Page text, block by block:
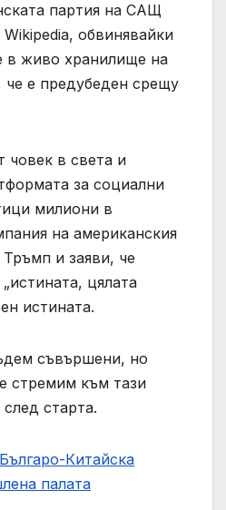
партия на САЩ
обвинявайки
в живо хранилище на
че е предубеден срещу
човек в света и
за социални
милиони в
на американския
и заяви, че
цялата
истината.
съвършени, но
стремим към тази
старта.
Китайска
палaта